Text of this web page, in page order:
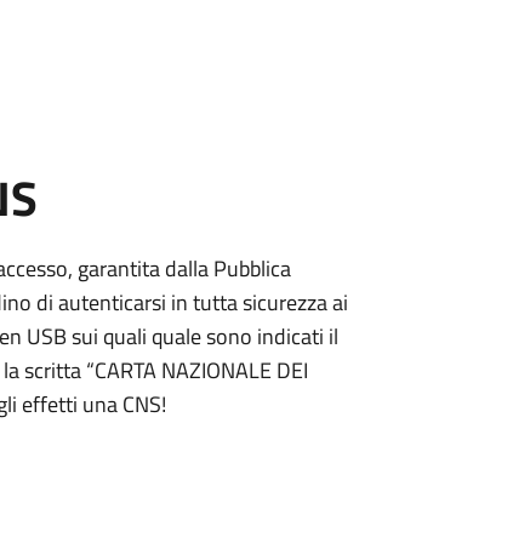
garantita dalla Pubblica
di autenticarsi in tutta sicurezza ai
USB sui quali quale sono indicati il
“CARTA NAZIONALE DEI
effetti una CNS!